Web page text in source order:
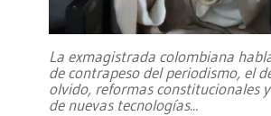
La exmagistrada colombiana
de contrapeso del periodismo, el
olvido, reformas constitucionales
de nuevas tecnologías...